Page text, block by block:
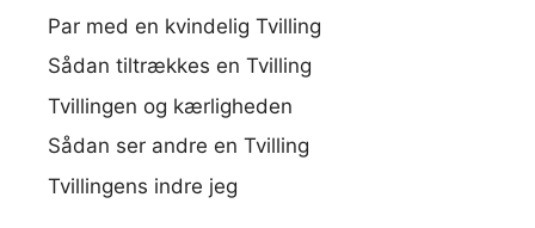
Par med en kvindelig Tvilling
Sådan tiltrækkes en Tvilling
Tvillingen og kærligheden
Sådan ser andre en Tvilling
Tvillingens indre jeg